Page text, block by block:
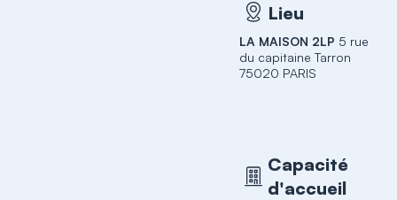
Lieu
LA MAISON 2LP 5 rue
du capitaine Tarron
75020 PARIS
Capacité
d'accueil